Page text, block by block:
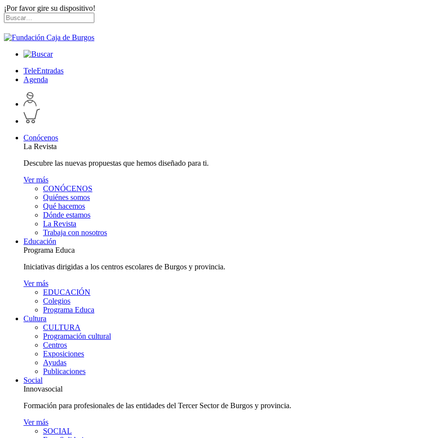
¡Por favor gire su dispositivo!
Skip
to
content
Buscar
por:
TeleEntradas
Agenda
Acceder
a
perfil
personal
Inspeccionar
carrito
Conócenos
La Revista
Descubre las nuevas propuestas que hemos diseñado para ti.
Ver más
CONÓCENOS
Quiénes somos
Qué hacemos
Dónde estamos
La Revista
Trabaja con nosotros
Educación
Programa Educa
Iniciativas dirigidas a los centros escolares de Burgos y provincia.
Ver más
EDUCACIÓN
Colegios
Programa Educa
Cultura
CULTURA
Programación cultural
Centros
Exposiciones
Ayudas
Publicaciones
Social
Innovasocial
Formación para profesionales de las entidades del Tercer Sector de Burgos y provincia.
Ver más
SOCIAL